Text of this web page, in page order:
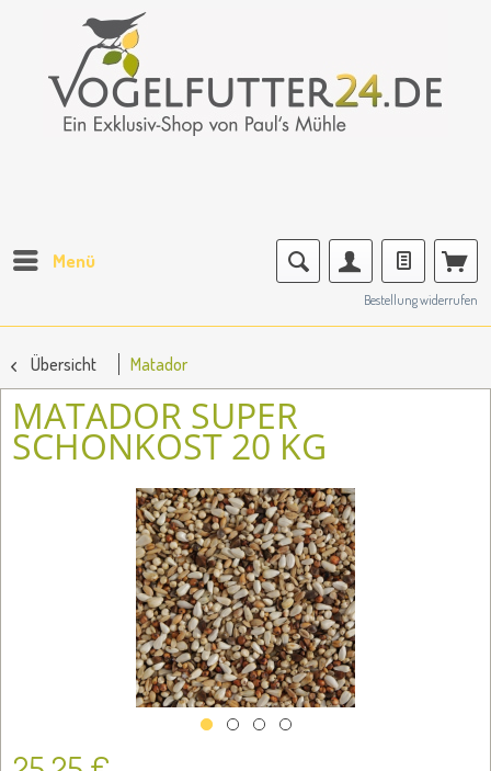
Menü
Bestellung widerrufen
Übersicht Matador
MATADOR SUPER
SCHONKOST 20 KG